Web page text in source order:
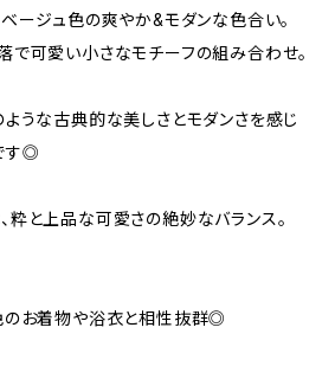
ージュ色の爽やか&モダンな色合い。
で可愛い小さなモチーフの組み合わせ。
うな古典的な美しさとモダンさを感じ
す◎
粋と上品な可愛さの絶妙なバランス。
のお着物や浴衣と相性抜群◎